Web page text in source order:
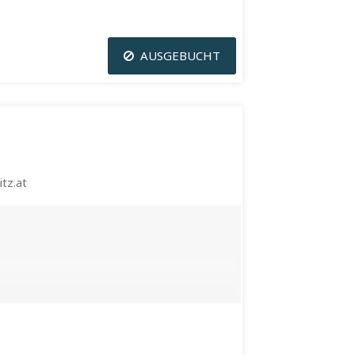
AUSGEBUCHT